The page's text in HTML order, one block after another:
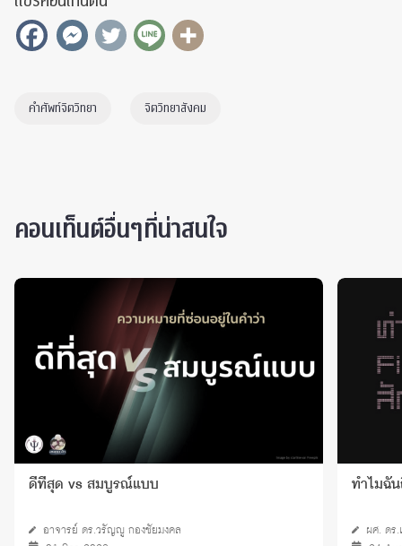
คำศัพท์จิตวิทยา จิตวิทยาสังคม
คอนเท็นต์อื่นๆที่น่าสนใจ
ดีที่สุด vs สมบูรณ์แบบ
อาจารย์ ดร.วรัญญู กองชัยมงคล
ทำไมฉั
ผศ. ดร